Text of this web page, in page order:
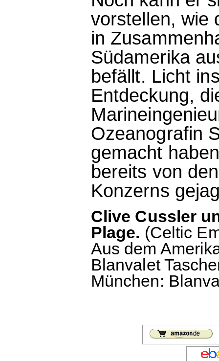
vorstellen, wie
in
Südamerika
befällt. Licht
Entdeckung,
Ozeanografin
gemacht
bereits von
Konzerns
Clive Cussler
Plage. (Celtic
Aus dem
Blanvalet
München: